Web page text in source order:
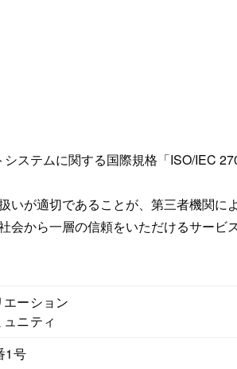
ステムに関する国際規格「ISO/IEC
が適切であることが、第三者機関に
から一層の信頼をいただけるサービ
ーション
ニティ
1号